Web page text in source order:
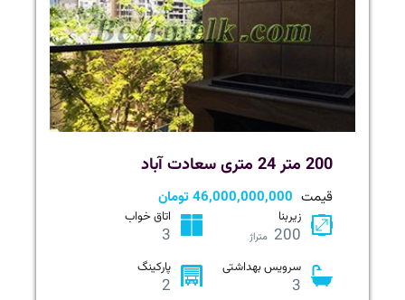
200 متر 24 متری سعادت آباد
قیمت 46,000,000,000 تومان
زیربنا
200 متراژ
اتاق خواب
3
سرویس بهداشتی
3
پارکینگ
2